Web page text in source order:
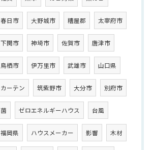
春日市 大野城市 糟屋郡 太宰府市
下関市 神埼市 佐賀市 唐津市
鳥栖市 伊万里市 武雄市 山口県
カーテン 筑紫野市 大分市 別府市
菌 ゼロエネルギーハウス 台風
福岡県 ハウスメーカー 影響 木材